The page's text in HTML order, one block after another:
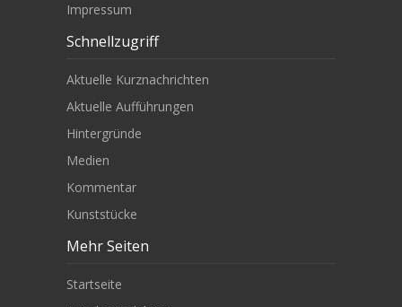
Impressum
Schnellzugriff
Aktuelle Kurznachrichten
Aktuelle Aufführungen
Hintergründe
Medien
Kommentar
Kunststücke
Mehr Seiten
Startseite